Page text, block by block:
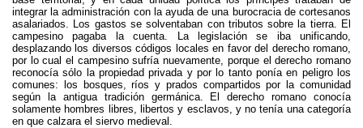
integrar la administración con la ayuda de una burocracia de cortesanos
asalariados. Los gastos se solventaban con tributos sobre la tierra. El
campesino pagaba la cuenta. La legislación se iba unificando,
desplazando los diversos códigos locales en favor del derecho romano,
por lo cual el campesino sufría nuevamente, porque el derecho romano
reconocía sólo la propiedad privada y por lo tanto ponía en peligro los
comunes: los bosques, ríos y prados compartidos por la comunidad
según la antigua tradición germánica. El derecho romano conocía
solamente hombres libres, libertos y esclavos, y no tenía una categoría
en que calzara el siervo medieval.